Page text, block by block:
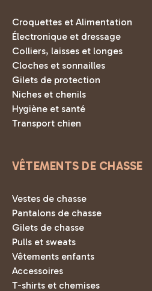
Croquettes et Alimentation
Électronique et dressage
Colliers, laisses et longes
Cloches et sonnailles
Gilets de protection
Niches et chenils
Hygiène et santé
Transport chien
VÊTEMENTS DE CHASSE
Vestes de chasse
Pantalons de chasse
Gilets de chasse
Pulls et sweats
Vêtements enfants
Accessoires
T-shirts et chemises